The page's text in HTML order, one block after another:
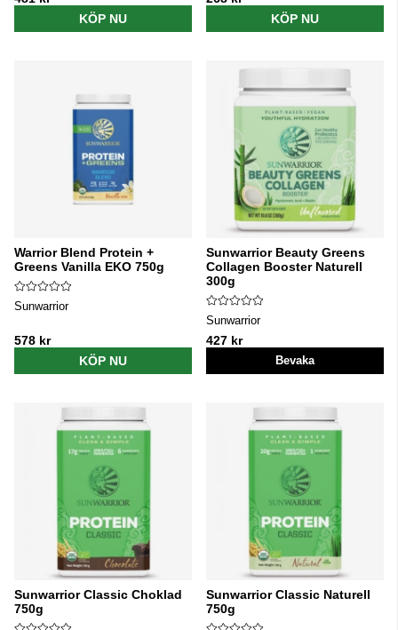
KÖP NU
KÖP NU
Warrior Blend Protein +
Greens Vanilla EKO 750g
Sunwarrior
578 kr
KÖP NU
Sunwarrior Beauty Greens
Collagen Booster Naturell
300g
Sunwarrior
427 kr
Bevaka
Sunwarrior Classic Choklad
750g
Sunwarrior Classic Naturell
750g